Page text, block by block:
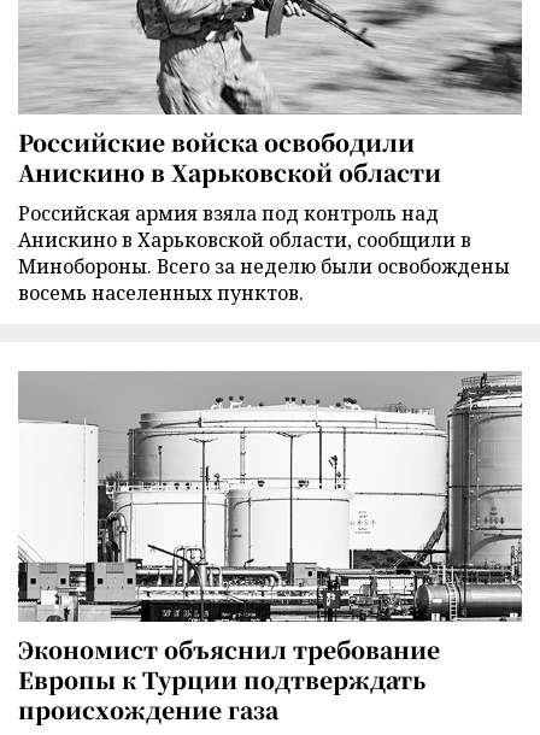
Российские войска освободили
Анискино в Харьковской области
Российская армия взяла под контроль над
Анискино в Харьковской области, сообщили в
Минобороны. Всего за неделю были освобождены
восемь населенных пунктов.
Экономист объяснил требование
Европы к Турции подтверждать
происхождение газа